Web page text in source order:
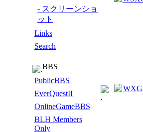
- スクリーンショ
ット
Links
Search
BBS
PublicBBS
EverQuestII
OnlineGameBBS
BLH Members
Only